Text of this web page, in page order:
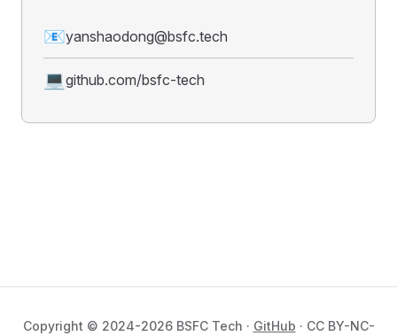
📧yanshaodong@bsfc.tech
💻github.com/bsfc-tech
Copyright © 2024-2026 BSFC Tech · GitHub · CC BY-NC-